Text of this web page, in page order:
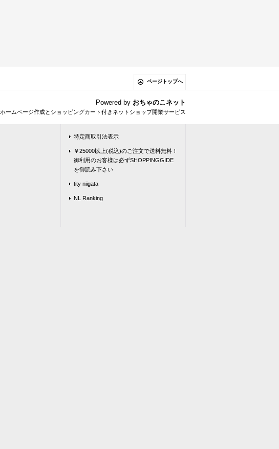
ページトップへ
Powered by おちゃのこネット
ホームページ作成とショッピングカート付きネットショップ開業サービス
特定商取引法表示
￥25000以上(税込)のご注文で送料無料！
御利用のお客様は必ずSHOPPINGGIDE
を御読み下さい
tity niigata
NL Ranking